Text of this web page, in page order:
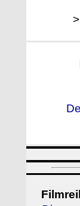
>